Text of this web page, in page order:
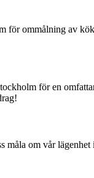
för ommålning av
för en
måla om vår